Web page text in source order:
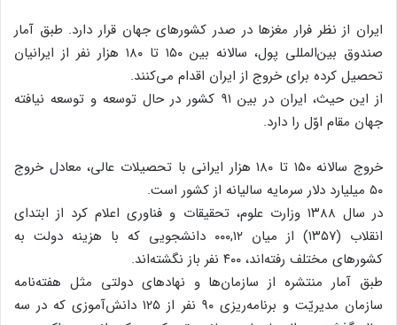
ایران از نظر فرار مغزها در صدر کشورهای جهان قرار دارد. طبق آمار
صندوق بین‌المللی پول، سالانه بین ۱۵۰ تا ۱۸۰ هزار نفر از ایرانیان
تحصیل کرده برای خروج از ایران اقدام می‌کنند.
از این حیث، ایران در بین ۹۱ کشور در حال توسعه و توسعه نیافته
جهان مقام اوّل را دارد.
خروج سالانه ۱۵۰ تا ۱۸۰ هزار ایرانی با تحصیلات عالی، معادل خروج
۵۰ میلیارد دلار سرمایه سالیانه از کشور است.
در سال ۱۳۸۸ وزارت علوم، تحقیقات و فناوری اعلام کرد از ابتدای
انقلاب (۱۳۵۷) از میان ۰۰۰,۱۲ دانشجویی که با هزینه دولت به
کشورهای مختلف رفته‌اند، ۴۰۰ نفر باز نگشته‌اند.
طبق آمار منتشره از سازمان‌ها و نهادهای دولتی مثل هفته‌نامه
سازمان مدیریّت و برنامه‌ریزی ۹۰ نفر از ۱۲۵ دانش‌آموزی که در سه